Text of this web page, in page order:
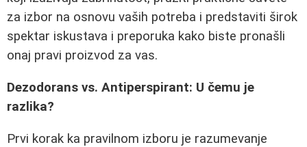
za izbor na osnovu vaših potreba i predstaviti širok
spektar iskustava i preporuka kako biste pronašli
onaj pravi proizvod za vas.
Dezodorans vs. Antiperspirant: U čemu je
razlika?
Prvi korak ka pravilnom izboru je razumevanje